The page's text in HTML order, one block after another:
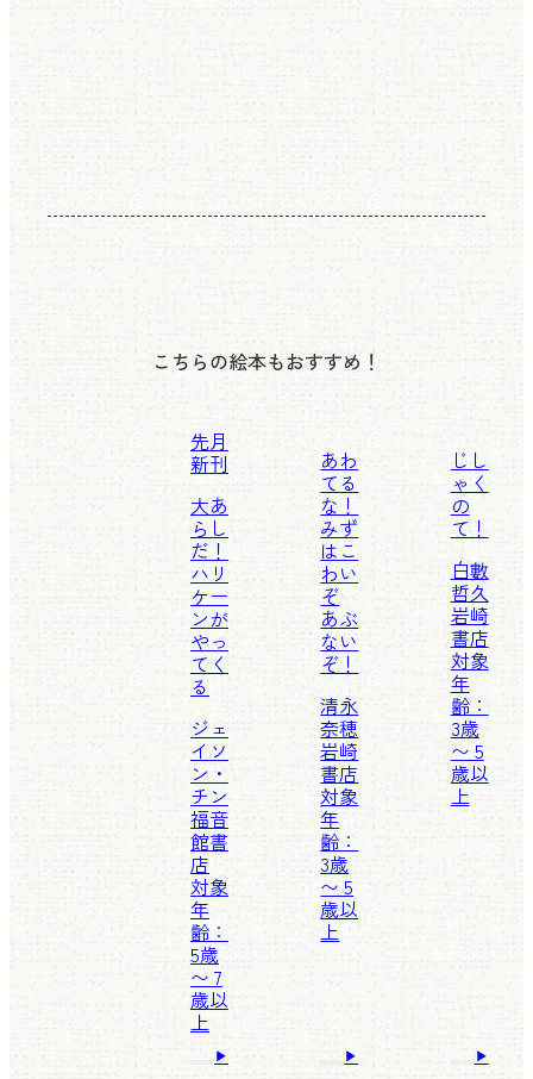
こちらの絵本もおすすめ！
先月
新刊
大あ
らし
だ！
ハリ
ケー
ンが
やっ
てく
る
ジェ
イソ
ン・
チン
福音
館書
店
対象
年
齢：
5歳
〜 7
歳以
上
あわ
てる
な！
みず
はこ
わい
ぞ
あぶ
ない
ぞ！
清永
奈穂
岩崎
書店
対象
年
齢：
3歳
〜 5
歳以
上
じし
ゃく
の
て！
白數
哲久
岩崎
書店
対象
年
齢：
3歳
〜 5
歳以
上